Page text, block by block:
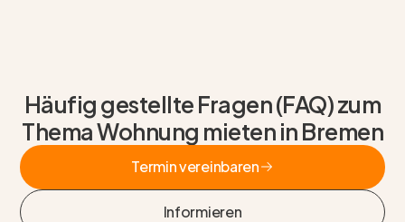
Häufig gestellte Fragen (FAQ) zum
Thema Wohnung mieten in Bremen
Termin vereinbaren
Informieren